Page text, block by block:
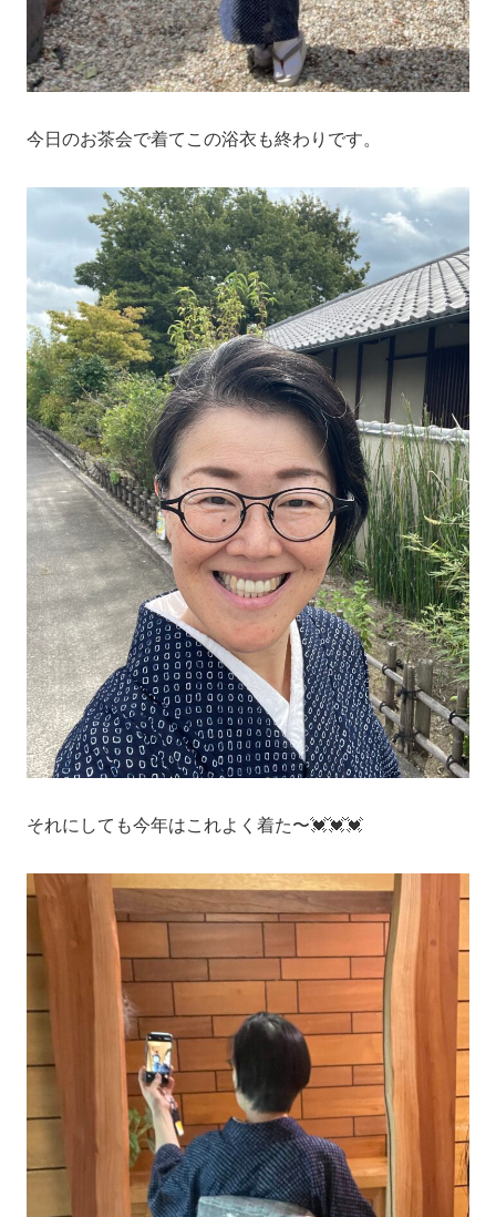
今日のお茶会で着てこの浴衣も終わりです。
それにしても今年はこれよく着た〜💓💓💓